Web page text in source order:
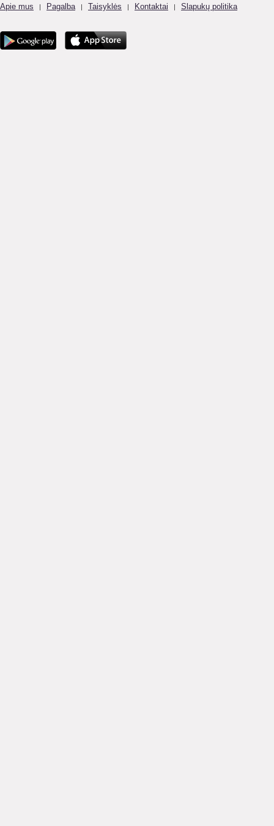
Apie mus | Pagalba | Taisyklės | Kontaktai | Slapukų politika